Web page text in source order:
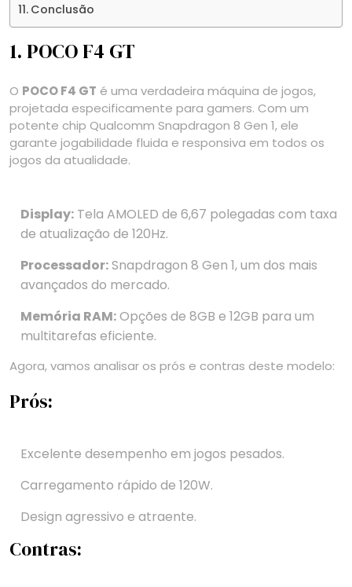
Conclusão
1. POCO F4 GT
O POCO F4 GT é uma verdadeira máquina de jogos,
projetada especificamente para gamers. Com um
potente chip Qualcomm Snapdragon 8 Gen 1, ele
garante jogabilidade fluida e responsiva em todos os
jogos da atualidade.
Display: Tela AMOLED de 6,67 polegadas com taxa
de atualização de 120Hz.
Processador:Snapdragon 8 Gen 1, um dos mais
avançados do mercado.
Memória RAM:Opções de 8GB e 12GB para um
multitarefas eficiente.
Agora, vamos analisar os prós e contras deste modelo:
Prós:
Excelente desempenho em jogos pesados.
Carregamento rápido de 120W.
Design agressivo e atraente.
Contras: